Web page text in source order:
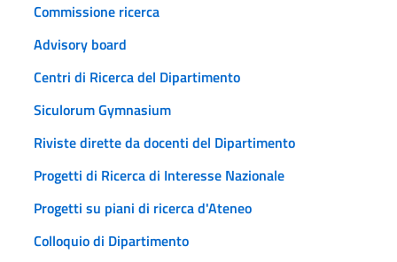
Commissione ricerca
Advisory board
Centri di Ricerca del Dipartimento
Siculorum Gymnasium
Riviste dirette da docenti del Dipartimento
Progetti di Ricerca di Interesse Nazionale
Progetti su piani di ricerca d'Ateneo
Colloquio di Dipartimento